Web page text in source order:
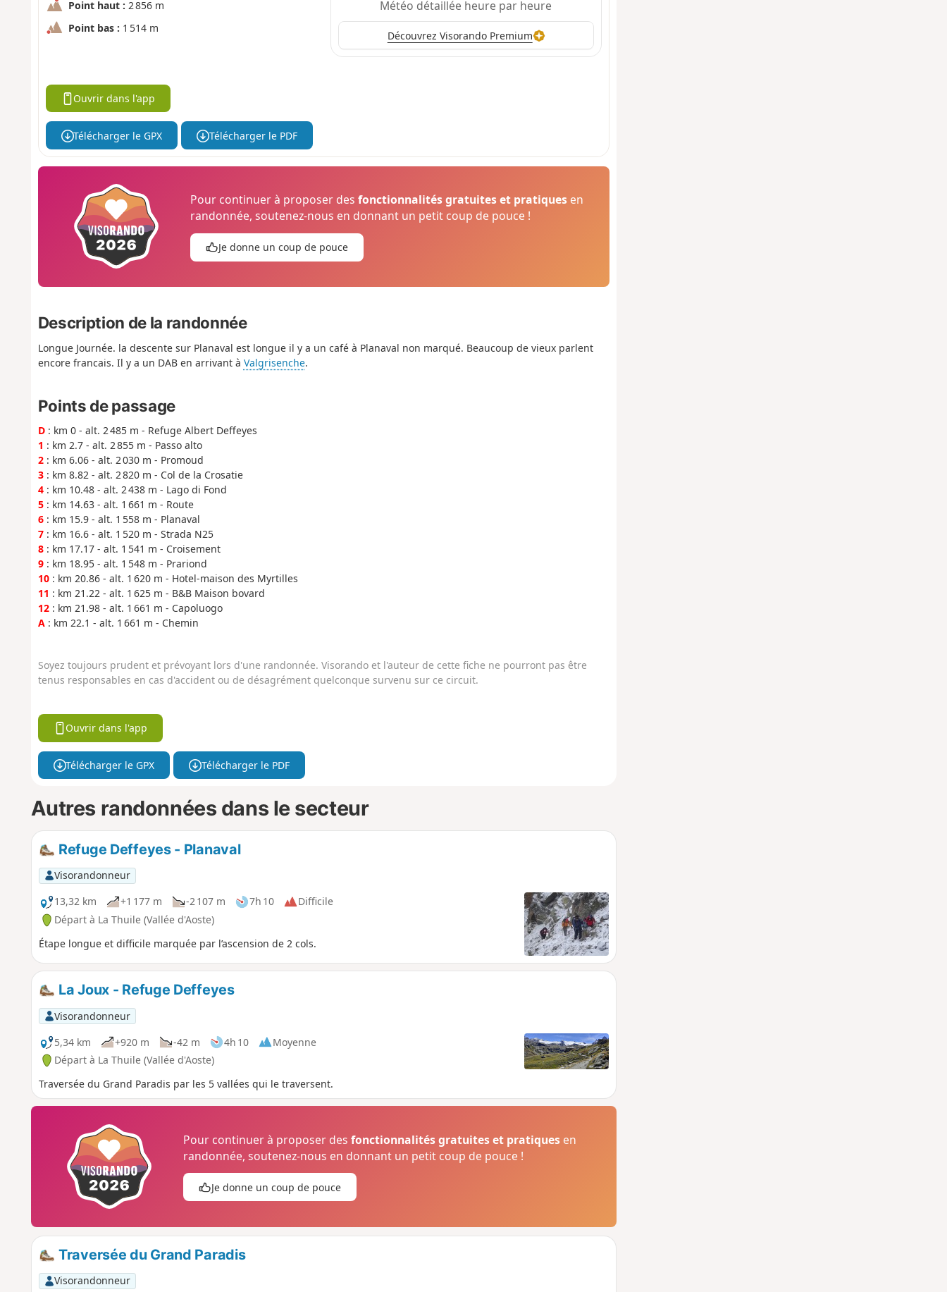
Point haut : 2 856 m
Point bas : 1 514 m
Météo détaillée heure par heure
Découvrez Visorando Premium
Ouvrir dans l'app
Télécharger le GPX Télécharger le PDF
Pour continuer à proposer desfonctionnalités gratuites et pratiques en
randonnée, soutenez-nous en donnant un petit coup de pouce !
Je donne un coup de pouce
Description de la randonnée
Longue Journée. la descente sur Planaval est longue il y a un café à Planaval non marqué. Beaucoup de vieux parlent
encore francais. Il y a un DAB en arrivant à Valgrisenche.
Points de passage
D: km 0 - alt. 2 485 m - Refuge Albert Deffeyes
1 : km 2.7 - alt. 2 855 m - Passo alto
2: km 6.06 - alt. 2 030 m - Promoud
3: km 8.82 - alt. 2 820 m - Col de la Crosatie
4: km 10.48 - alt. 2 438 m - Lago di Fond
5: km 14.63 - alt. 1 661 m - Route
6: km 15.9 - alt. 1 558 m - Planaval
7: km 16.6 - alt. 1 520 m - Strada N25
8: km 17.17 - alt. 1 541 m - Croisement
9: km 18.95 - alt. 1 548 m - Prariond
10: km 20.86 - alt. 1 620 m - Hotel-maison des Myrtilles
11 : km 21.22 - alt. 1 625 m - B&B Maison bovard
12: km 21.98 - alt. 1 661 m - Capoluogo
A: km 22.1 - alt. 1 661 m - Chemin
Soyez toujours prudent et prévoyant lors d'une randonnée. Visorando et l'auteur de cette fiche ne pourront pas être
tenus responsables en cas d'accident ou de désagrément quelconque survenu sur ce circuit.
Ouvrir dans l'app
Télécharger le GPX Télécharger le PDF
Autres randonnées dans le secteur
Refuge Deffeyes - Planaval
Visorandonneur
13,32 km
+1 177 m -2 107 m 7h 10
Difficile
Départ à La Thuile (Vallée d'Aoste)
Étape longue et difficile marquée par l’ascension de 2 cols.
La Joux - Refuge Deffeyes
Visorandonneur
5,34 km
+920 m -42 m 4h 10
Moyenne
Départ à La Thuile (Vallée d'Aoste)
Traversée du Grand Paradis par les 5 vallées qui le traversent.
Pour continuer à proposer desfonctionnalités gratuites et pratiques en
randonnée, soutenez-nous en donnant un petit coup de pouce !
Je donne un coup de pouce
Traversée du Grand Paradis
Visorandonneur